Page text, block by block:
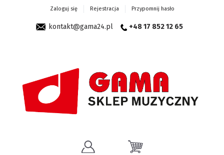
Zaloguj się Rejestracja Przypomnij hasło
kontakt@gama24.pl +48 17 852 12 65